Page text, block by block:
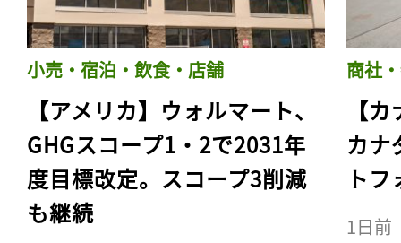
小売・宿泊・飲食・店舗
【アメリカ】ウォルマート、
GHGスコープ1・2で2031年
度目標改定。スコープ3削減
も継続
商社
【
カナ
ト
1日前